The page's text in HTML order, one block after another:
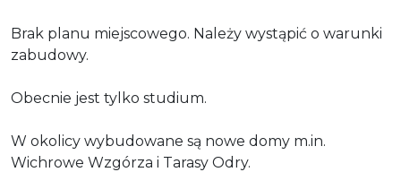
Brak planu miejscowego. Należy wystąpić o warunki
zabudowy.
Obecnie jest tylko studium.
W okolicy wybudowane są nowe domy m.in.
Wichrowe Wzgórza i Tarasy Odry.